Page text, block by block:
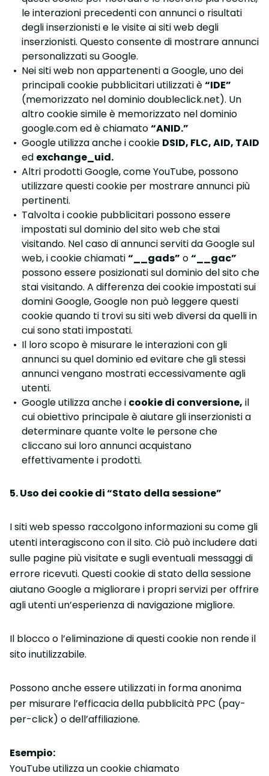
le interazioni precedenti con annunci o risultati
degli inserzionisti e le visite ai siti web degli
inserzionisti. Questo consente di mostrare annunci
personalizzati su Google.
Nei siti web non appartenenti a Google, uno dei
principali cookie pubblicitari utilizzati è“IDE”
(memorizzato nel dominio doubleclick.net). Un
altro cookie simile è memorizzato nel dominio
google.com ed è chiamato“ANID.”
Google utilizza anche i cookie DSID, FLC, AID, TAID
ed exchange_uid.
Altri prodotti Google, come YouTube, possono
utilizzare questi cookie per mostrare annunci più
pertinenti.
Talvolta i cookie pubblicitari possono essere
impostati sul dominio del sito web che stai
visitando. Nel caso di annunci serviti da Google sul
web, i cookie chiamati“__gads” o“__gac”
possono essere posizionati sul dominio del sito che
stai visitando. A differenza dei cookie impostati sui
domini Google, Google non può leggere questi
cookie quando ti trovi su siti web diversi da quelli in
cui sono stati impostati.
Il loro scopo è misurare le interazioni con gli
annunci su quel dominio ed evitare che gli stessi
annunci vengano mostrati eccessivamente agli
utenti.
Google utilizza anche i cookie di conversione, il
cui obiettivo principale è aiutare gli inserzionisti a
determinare quante volte le persone che
cliccano sui loro annunci acquistano
effettivamente i prodotti.
5. Uso dei cookie di “Stato della sessione”
I siti web spesso raccolgono informazioni su come gli
utenti interagiscono con il sito. Ciò può includere dati
sulle pagine più visitate e sugli eventuali messaggi di
errore ricevuti. Questi cookie di stato della sessione
aiutano Google a migliorare i propri servizi per offrire
agli utenti un’esperienza di navigazione migliore.
Il blocco o l’eliminazione di questi cookie non rende il
sito inutilizzabile.
Possono anche essere utilizzati in forma anonima
per misurare l’efficacia della pubblicità PPC (pay-
per-click) o dell’affiliazione.
Esempio:
YouTube utilizza un cookie chiamato